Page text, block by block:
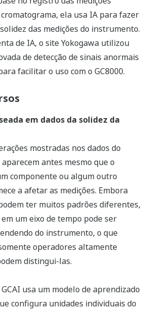
ela usa IA para fazer
das medições do instrumento.
de IA, o site Yokogawa utilizou
de detecção de sinais anormais
facilitar o uso com o GC8000.
em dados da solidez da
mostradas nos dados do
aparecem antes mesmo que o
componente ou algum outro
a afetar as medições. Embora
ter muitos padrões diferentes,
um eixo de tempo pode ser
do instrumento, o que
operadores altamente
distingui-las.
usa um modelo de aprendizado
configura unidades individuais do